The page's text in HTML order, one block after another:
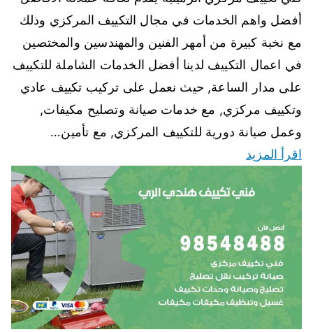
أفضل واهم الخدمات في مجال التكييف المركزي وذلك
مع نخبة كبيرة من أمهر الفنين والمهندسين والمختصين
في اعمال التكييف لدينا أفضل الخدمات الشاملة للتكييف
على مدار الساعة, حيث نعمل على تركيب تكييف عادي
وتكييف مركزي, مع خدمات صيانة وتصليح مكيفات,
وعمل صيانة دورية للتكييف المركزي, مع تأمين…
اقرأ المزيد